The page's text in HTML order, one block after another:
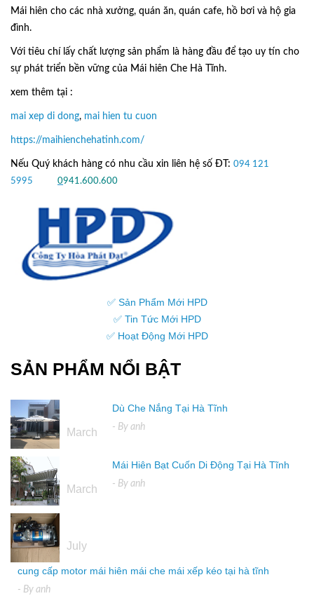
Mái hiên cho các nhà xưởng, quán ăn, quán cafe, hồ bơi và hộ gia
đình.
Với tiêu chí lấy chất lượng sản phẩm là hàng đầu để tạo uy tín cho
sự phát triển bền vững của Mái hiên Che Hà Tĩnh.
xem thêm tại :
mai xep di dong, mai hien tu cuon
https://maihienchehatinh.com/
Nếu Quý khách hàng có nhu cầu xin liên hệ số ĐT: 094 121
5995
0941.600.600
✅ Sản Phẩm Mới HPD
✅ Tin Tức Mới HPD
✅ Hoạt Động Mới HPD
SẢN PHẨM NỔI BẬT
March
Dù Che Nắng Tại Hà Tĩnh
- By anh
March
Mái Hiên Bạt Cuốn Di Động Tại Hà Tĩnh
- By anh
July
cung cấp motor mái hiên mái che mái xếp kéo tại hà tĩnh
- By anh